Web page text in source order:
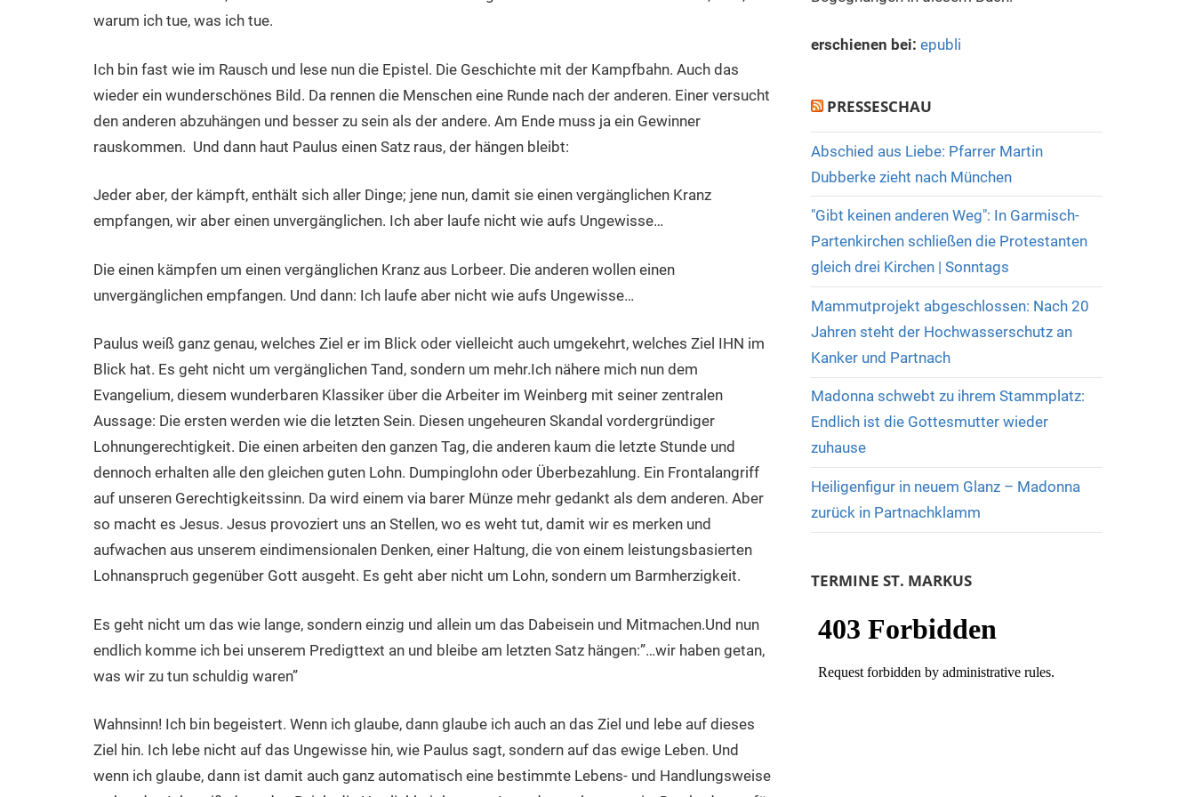
warum ich tue, was ich tue.
Ich bin fast wie im Rausch und lese nun die Epistel. Die Geschichte mit der Kampfbahn. Auch das
wieder ein wunderschönes Bild. Da rennen die Menschen eine Runde nach der anderen. Einer versucht
den anderen abzuhängen und besser zu sein als der andere. Am Ende muss ja ein Gewinner
rauskommen. Und dann haut Paulus einen Satz raus, der hängen bleibt:
Jeder aber, der kämpft, enthält sich aller Dinge; jene nun, damit sie einen vergänglichen Kranz
empfangen, wir aber einen unvergänglichen. Ich aber laufe nicht wie aufs Ungewisse…
Die einen kämpfen um einen vergänglichen Kranz aus Lorbeer. Die anderen wollen einen
unvergänglichen empfangen. Und dann: Ich laufe aber nicht wie aufs Ungewisse…
Paulus weiß ganz genau, welches Ziel er im Blick oder vielleicht auch umgekehrt, welches Ziel IHN im
Blick hat. Es geht nicht um vergänglichen Tand, sondern um mehr.Ich nähere mich nun dem
Evangelium, diesem wunderbaren Klassiker über die Arbeiter im Weinberg mit seiner zentralen
Aussage: Die ersten werden wie die letzten Sein. Diesen ungeheuren Skandal vordergründiger
Lohnungerechtigkeit. Die einen arbeiten den ganzen Tag, die anderen kaum die letzte Stunde und
dennoch erhalten alle den gleichen guten Lohn. Dumpinglohn oder Überbezahlung. Ein Frontalangriff
auf unseren Gerechtigkeitssinn. Da wird einem via barer Münze mehr gedankt als dem anderen. Aber
so macht es Jesus. Jesus provoziert uns an Stellen, wo es weht tut, damit wir es merken und
aufwachen aus unserem eindimensionalen Denken, einer Haltung, die von einem leistungsbasierten
Lohnanspruch gegenüber Gott ausgeht. Es geht aber nicht um Lohn, sondern um Barmherzigkeit.
Es geht nicht um das wie lange, sondern einzig und allein um das Dabeisein und Mitmachen.Und nun
endlich komme ich bei unserem Predigttext an und bleibe am letzten Satz hängen:”…wir haben getan,
was wir zu tun schuldig waren”
Wahnsinn! Ich bin begeistert. Wenn ich glaube, dann glaube ich auch an das Ziel und lebe auf dieses
Ziel hin. Ich lebe nicht auf das Ungewisse hin, wie Paulus sagt, sondern auf das ewige Leben. Und
wenn ich glaube, dann ist damit auch ganz automatisch eine bestimmte Lebens- und Handlungsweise
erschienen bei: epubli
PRESSESCHAU
Abschied aus Liebe: Pfarrer Martin
Dubberke zieht nach München
"Gibt keinen anderen Weg": In Garmisch-
Partenkirchen schließen die Protestanten
gleich drei Kirchen | Sonntags
Mammutprojekt abgeschlossen: Nach 20
Jahren steht der Hochwasserschutz an
Kanker und Partnach
Madonna schwebt zu ihrem Stammplatz:
Endlich ist die Gottesmutter wieder
zuhause
Heiligenfigur in neuem Glanz – Madonna
zurück in Partnachklamm
TERMINE ST. MARKUS